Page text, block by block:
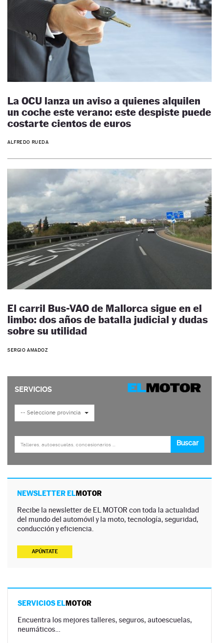
La OCU lanza un aviso a quienes alquilen
un coche este verano: este despiste puede
costarte cientos de euros
ALFREDO RUEDA
El carril Bus-VAO de Mallorca sigue en el
limbo: dos años de batalla judicial y dudas
sobre su utilidad
SERGIO AMADOZ
NEWSLETTER ELMOTOR
Recibe la newsletter de EL MOTOR con toda la actualidad
del mundo del automóvil y la moto, tecnología, seguridad,
conducción y eficiencia.
APÚNTATE
SERVICIOS ELMOTOR
Encuentra los mejores talleres, seguros, autoescuelas,
neumáticos…